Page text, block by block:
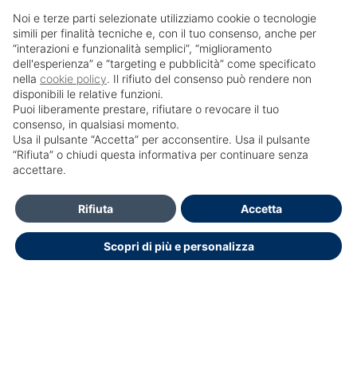
SailPortal 8.5.1 build 18
HELP DESK OPENDOCTOR
info@opendoctor.it
+39 089 934 00 01
+39 3348792286
Noi e terze parti selezionate utilizziamo cookie o tecnologie
simili per finalità tecniche e, con il tuo consenso, anche per
“interazioni e funzionalità semplici”, “miglioramento
dell'esperienza” e “targeting e pubblicità” come specificato
nella cookie policy. Il rifiuto del consenso può rendere non
disponibili le relative funzioni.
Puoi liberamente prestare, rifiutare o revocare il tuo
consenso, in qualsiasi momento.
Usa il pulsante “Accetta” per acconsentire. Usa il pulsante
“Rifiuta” o chiudi questa informativa per continuare senza
accettare.
Scopri di più e personalizza
Rifiuta Accetta